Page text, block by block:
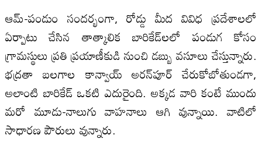
ఆమ్-పండుం సందర్భంగా, రోడ్డు మీద వివిధ ప్రదేశాలలో
ఏర్పాటు చేసిన తాత్కాలిక బారికేడ్‌లలో పండుగ కోసం
గ్రామస్థులు ప్రతి ప్రయాణీకుడి నుంచి డబ్బు వసూలు చేస్తున్నారు.
భద్రతా బలగాల కాన్వాయ్ అరన్‌పూర్ చేరుకోబోతుండగా,
అలాంటి బారికేడ్ ఒకటి ఎదురైంది. అక్కడ వారి కంటే ముందు
మరో మూడు-నాలుగు వాహనాలు ఆగి వున్నాయి. వాటిలో
సాధారణ పౌరులు వున్నారు.